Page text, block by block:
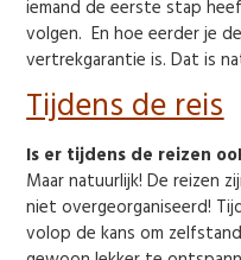
iemand de eerste stap
volgen. En hoe eerder je
vertrekgarantie is. Dat is
Tijdens de reis
Is er tijdens de reizen
Maar natuurlijk! De reizen
niet overgeorganiseerd!
volop de kans om